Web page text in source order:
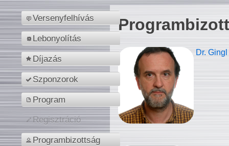
Versenyfelhívás
Lebonyolítás
Díjazás
Szponzorok
Program
Regisztráció
Programbizottság
Dr.